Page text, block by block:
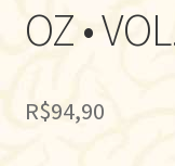
OZ •
R$94,90